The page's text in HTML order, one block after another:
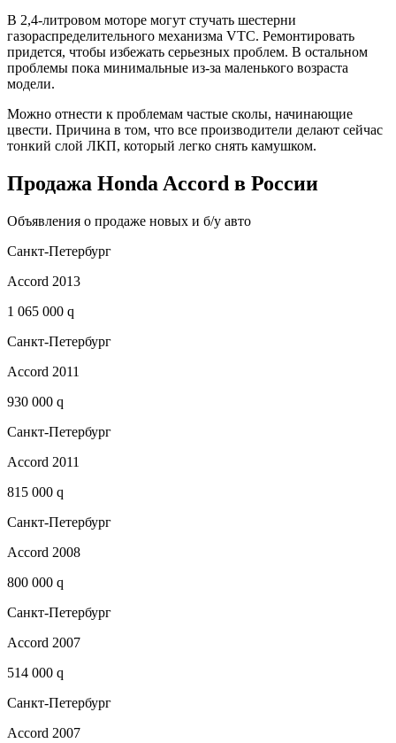
В 2,4-литровом моторе могут стучать шестерни
газораспределительного механизма VTC. Ремонтировать
придется, чтобы избежать серьезных проблем. В остальном
проблемы пока минимальные из-за маленького возраста
модели.
Можно отнести к проблемам частые сколы, начинающие
цвести. Причина в том, что все производители делают сейчас
тонкий слой ЛКП, который легко снять камушком.
Продажа Honda Accord в России
Объявления о продаже новых и б/у авто
Санкт-Петербург
Accord 2013
1 065 000 q
Санкт-Петербург
Accord 2011
930 000 q
Санкт-Петербург
Accord 2011
815 000 q
Санкт-Петербург
Accord 2008
800 000 q
Санкт-Петербург
Accord 2007
514 000 q
Санкт-Петербург
Accord 2007